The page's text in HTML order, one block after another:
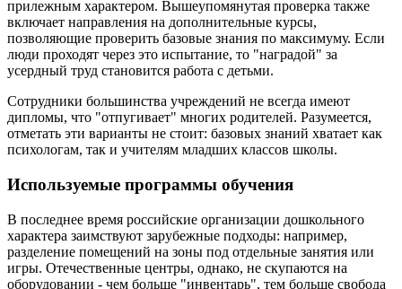
прилежным характером. Вышеупомянутая проверка также
включает направления на дополнительные курсы,
позволяющие проверить базовые знания по максимуму. Если
люди проходят через это испытание, то "наградой" за
усердный труд становится работа с детьми.
Сотрудники большинства учреждений не всегда имеют
дипломы, что "отпугивает" многих родителей. Разумеется,
отметать эти варианты не стоит: базовых знаний хватает как
психологам, так и учителям младших классов школы.
Используемые программы обучения
В последнее время российские организации дошкольного
характера заимствуют зарубежные подходы: например,
разделение помещений на зоны под отдельные занятия или
игры. Отечественные центры, однако, не скупаются на
оборудовании - чем больше "инвентарь", тем больше свобода